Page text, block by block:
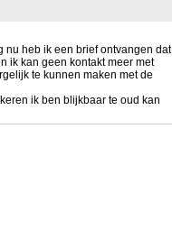
nu heb ik een brief ontvangen dat
ik kan geen kontakt meer met
te kunnen maken met de
ik ben blijkbaar te oud kan